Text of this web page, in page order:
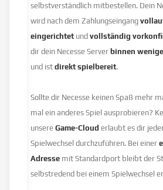
selbstverständlich mitbestellen. Dein
wird nach dem Zahlungseingang
eingerichtet undvollständig
dir dein Necesse Serverbinnen
und istdirekt spielbereit.
Sollte dir Necesse keinen Spaß mehr
mal ein anderes Spiel ausprobieren?
unsereGame-Cloud erlaubt es dir
Spielwechsel durchzuführen. Bei einer
Adresse mit Standardport bleibt der
selbstredend bei einem Spielwechsel